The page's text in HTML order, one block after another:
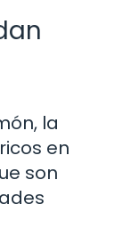
la
en
son